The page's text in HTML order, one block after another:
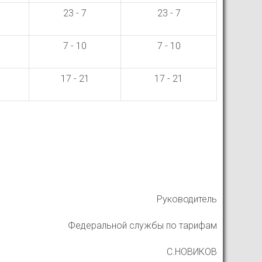
23 - 7 23 - 7
7 - 10 7 - 10
17 - 21 17 - 21
Руководитель
Федеральной службы по тарифам
С.НОВИКОВ